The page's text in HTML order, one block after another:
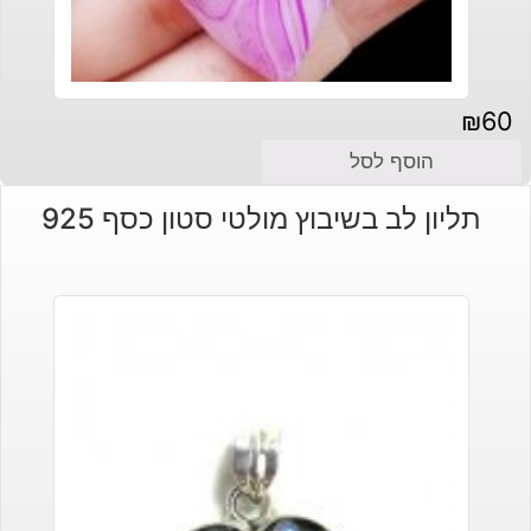
₪60
הוסף לסל
תליון לב בשיבוץ מולטי סטון כסף 925